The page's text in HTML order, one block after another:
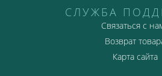
СЛУЖБА
Связаться с
Возврат
Карта сайта